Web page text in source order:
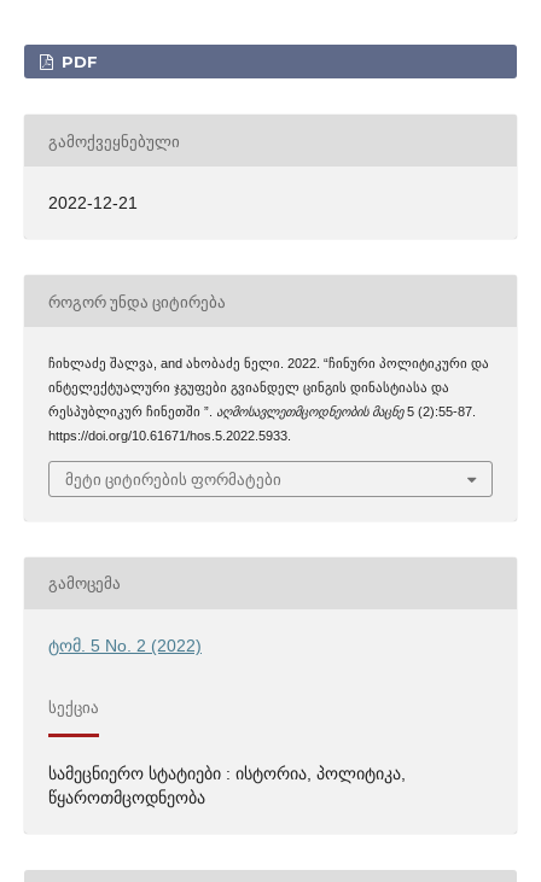
PDF
ᲒᲐᲛᲝᲥᲕᲔᲧᲜᲔᲑᲣᲚᲘ
2022-12-21
ᲠᲝᲒᲝᲠ ᲣᲜᲓᲐ ᲪᲘᲢᲘᲠᲔᲑᲐ
ჩიხლაძე შალვა, and ახობაძე ნელი. 2022. “ჩინური პოლიტიკური და
ინტელექტუალური ჯგუფები გვიანდელ ცინგის დინასტიასა და
რესპუბლიკურ ჩინეთში ”. აღმოსავლეთმცოდნეობის მაცნე5 (2):55-87.
https://doi.org/10.61671/hos.5.2022.5933.
მეტი ციტირების ფორმატები
ᲒᲐᲛᲝᲪᲔᲛᲐ
ტომ. 5 No. 2 (2022)
ᲡᲔᲥᲪᲘᲐ
სამეცნიერო სტატიები : ისტორია, პოლიტიკა,
წყაროთმცოდნეობა